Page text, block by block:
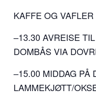
KAFFE OG VAFLER
–13.30 AVREISE
DOMBÅS VIA
–15.00 MIDDAG PÅ
LAMMEKJØTT/